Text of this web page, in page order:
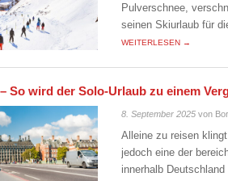
Pulverschnee,
seinen Skiurlaub für
WEITERLESEN →
So wird der Solo-Urlaub zu einem
8. September 2025 von
Alleine zu reisen
jedoch eine der
innerhalb